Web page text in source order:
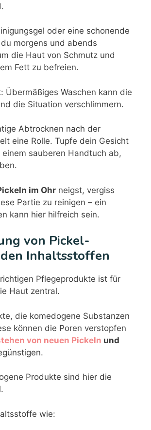
oder eine schonende
morgens und abends
die Haut von Schmutz und
Fett zu befreien.
Übermäßiges Waschen kann die
die Situation verschlimmern.
Abtrocknen nach der
eine Rolle. Tupfe dein Gesicht
sauberen Handtuch ab,
im Ohr neigst, vergiss
Partie zu reinigen – ein
kann hier hilfreich sein.
von Pickel-
Inhaltsstoffen
Pflegeprodukte ist für
Haut zentral.
die komedogene Substanzen
können die Poren verstopfen
von neuen Pickeln und
Produkte sind hier die
wie: